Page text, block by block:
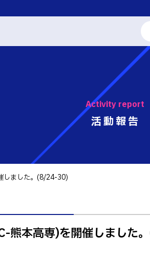
活動報告
Activity report
しました。(8/24-30)
熊本高専)を開催しました
工学科
工学科
介動画
ンパス
学校概要
教員紹介
国際交流
キャリア
図書館